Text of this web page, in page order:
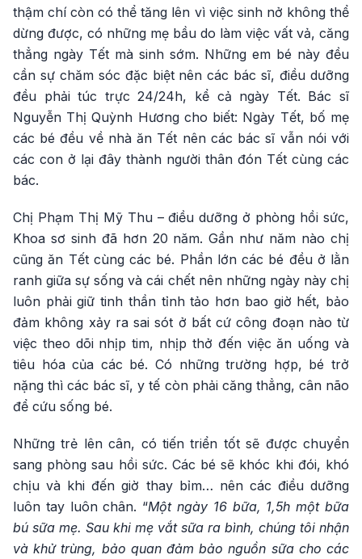
thậm chí còn có thể tăng lên vì việc sinh nở không thể
dừng được, có những mẹ bầu do làm việc vất vả, căng
thẳng ngày Tết mà sinh sớm. Những em bé này đều
cần sự chăm sóc đặc biệt nên các bác sĩ, điều dưỡng
đều phải túc trực 24/24h, kể cả ngày Tết. Bác sĩ
Nguyễn Thị Quỳnh Hương cho biết: Ngày Tết, bố mẹ
các bé đều về nhà ăn Tết nên các bác sĩ vẫn nói với
các con ở lại đây thành người thân đón Tết cùng các
bác.
Chị Phạm Thị Mỹ Thu – điều dưỡng ở phòng hồi sức,
Khoa sơ sinh đã hơn 20 năm. Gần như năm nào chị
cũng ăn Tết cùng các bé. Phần lớn các bé đều ở lằn
ranh giữa sự sống và cái chết nên những ngày này chị
luôn phải giữ tinh thần tỉnh tảo hơn bao giờ hết, bảo
đảm không xảy ra sai sót ở bất cứ công đoạn nào từ
việc theo dõi nhịp tim, nhịp thở đến việc ăn uống và
tiêu hóa của các bé. Có những trường hợp, bé trở
nặng thì các bác sĩ, y tế còn phải căng thẳng, cân não
để cứu sống bé.
Những trẻ lên cân, có tiến triển tốt sẽ được chuyển
sang phòng sau hồi sức. Các bé sẽ khóc khi đói, khó
chịu và khi đến giờ thay bỉm… nên các điều dưỡng
luôn tay luôn chân. “Một ngày 16 bữa, 1,5h một bữa
bú sữa mẹ. Sau khi mẹ vắt sữa ra bình, chúng tôi nhận
và khử trùng, bảo quan đảm bảo nguồn sữa cho các